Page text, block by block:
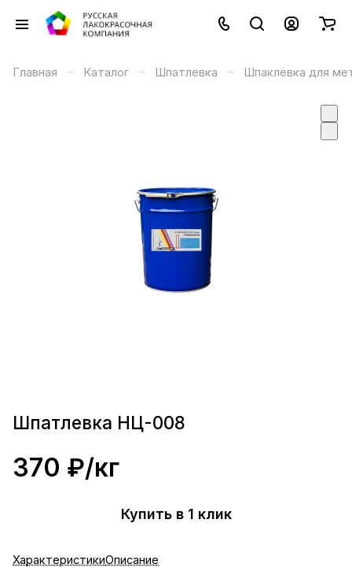
Главная – Каталог – Шпатлевка – Шпаклёвка для
Шпатлевка НЦ-008
370 ₽/кг
Купить в 1 клик
ХарактеристикиОписание